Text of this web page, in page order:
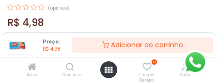
Preço:
R$ 4,98 Adicionar ao carrinho
Início Pesquisar
0
Lista de
Desejos
Conta
(opinião)
R$ 4,98